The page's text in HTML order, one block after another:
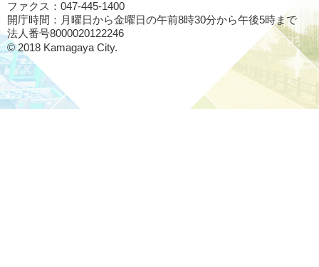
ファクス：047-445-1400
開庁時間：月曜日から金曜日の午前8時30分から午後5時まで
法人番号8000020122246
© 2018 Kamagaya City.